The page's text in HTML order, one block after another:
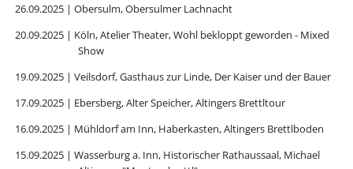
26.09.2025 | Obersulm, Obersulmer Lachnacht
20.09.2025 | Köln, Atelier Theater, Wohl bekloppt geworden - Mixed
Show
19.09.2025 | Veilsdorf, Gasthaus zur Linde, Der Kaiser und der Bauer
17.09.2025 | Ebersberg, Alter Speicher, Altingers Brettltour
16.09.2025 | Mühldorf am Inn, Haberkasten, Altingers Brettlboden
15.09.2025 | Wasserburg a. Inn, Historischer Rathaussaal, Michael